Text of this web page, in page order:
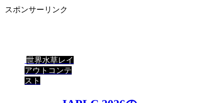
スポンサーリンク
世界水草レイ
アウトコンテ
スト